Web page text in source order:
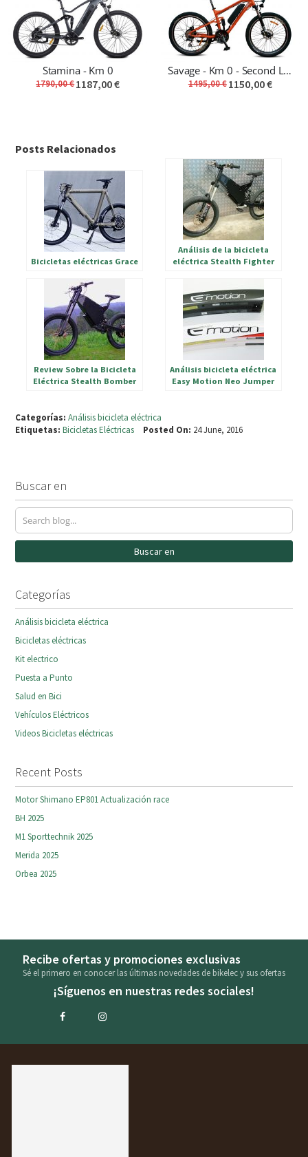
Stamina - Km 0
1790,00 €1187,00 €
Savage - Km 0 - Second Life Bike
1495,00 €1150,00 €
Posts Relacionados
Bicicletas eléctricas Grace
Análisis de la bicicleta
eléctrica Stealth Fighter
Review Sobre la Bicicleta
Eléctrica Stealth Bomber
Análisis bicicleta eléctrica
Easy Motion Neo Jumper
Categorías: Análisis bicicleta eléctrica
Etiquetas: Bicicletas Eléctricas Posted On: 24 June, 2016
Buscar en
Buscar en
Categorías
Análisis bicicleta eléctrica
Bicicletas eléctricas
Kit electrico
Puesta a Punto
Salud en Bici
Vehículos Eléctricos
Videos Bicicletas eléctricas
Recent Posts
Motor Shimano EP801 Actualización race
BH 2025
M1 Sporttechnik 2025
Merida 2025
Orbea 2025
Recibe ofertas y promociones exclusivas
Sé el primero en conocer las últimas novedades de bikelec y sus ofertas
¡Síguenos en nuestras redes sociales!